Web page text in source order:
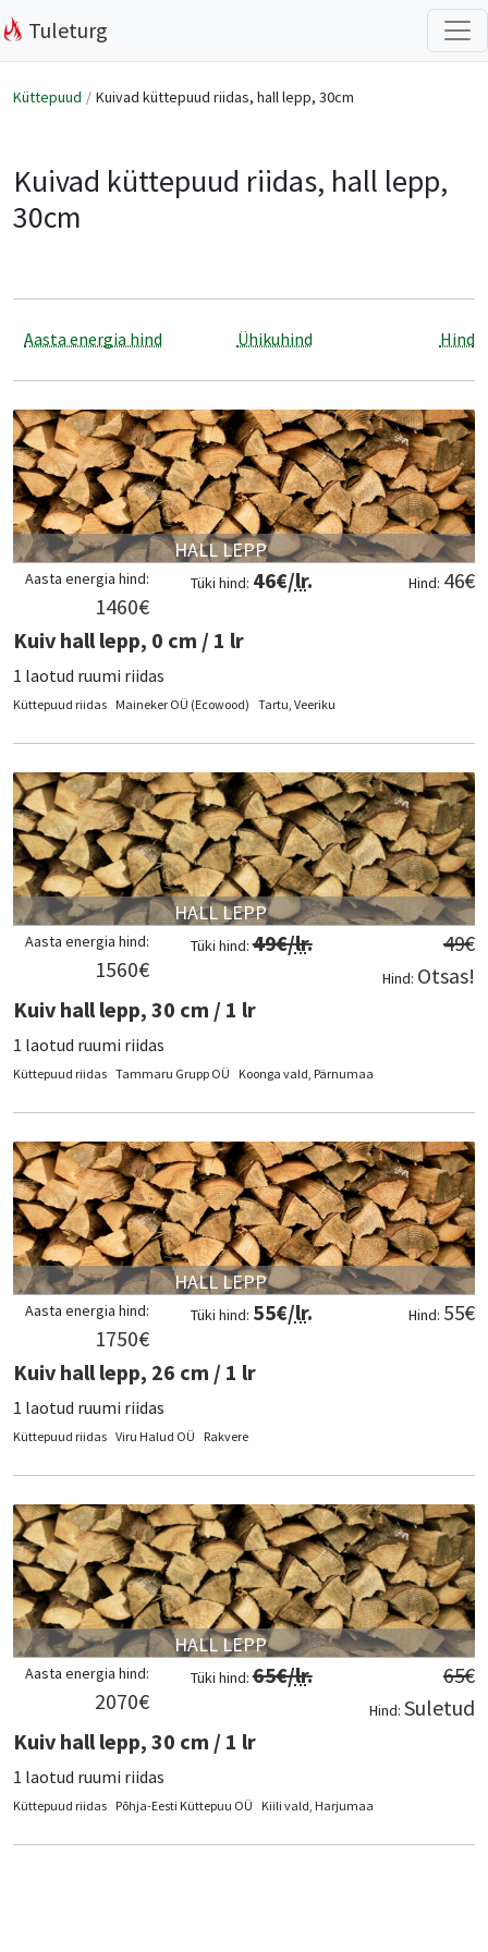
Tuleturg
Küttepuud Kuivad küttepuud riidas, hall lepp, 30cm
Kuivad küttepuud riidas, hall lepp,
30cm
Aasta energia hind Ühikuhind Hind
HALL LEPP
Hind: 46€
Tüki hind: 46€/lr.
Aasta energia hind:
1460€
Kuiv hall lepp, 0 cm / 1 lr
1 laotud ruumi riidas
Küttepuud riidas Maineker OÜ (Ecowood) Tartu, Veeriku
HALL LEPP
Hind:
49€
Otsas!
Tüki hind: 49€/lr.
Aasta energia hind:
1560€
Kuiv hall lepp, 30 cm / 1 lr
1 laotud ruumi riidas
Küttepuud riidas Tammaru Grupp OÜ Koonga vald, Pärnumaa
HALL LEPP
Hind: 55€
Tüki hind: 55€/lr.
Aasta energia hind:
1750€
Kuiv hall lepp, 26 cm / 1 lr
1 laotud ruumi riidas
Küttepuud riidas Viru Halud OÜ Rakvere
HALL LEPP
Hind:
65€
Suletud
Tüki hind: 65€/lr.
Aasta energia hind:
2070€
Kuiv hall lepp, 30 cm / 1 lr
1 laotud ruumi riidas
Küttepuud riidas Põhja-Eesti Küttepuu OÜ Kiili vald, Harjumaa